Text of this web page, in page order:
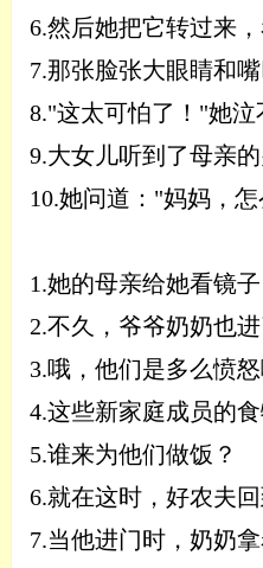
6.然后她把它转过来
7.那张脸张大眼睛和嘴
8."这太可怕了！"她
9.大女儿听到了母亲
10.她问道： "妈妈，怎
1.她的母亲给她看镜
2.不久，爷爷奶奶也
3.哦，他们是多么愤
4.这些新家庭成员的
5.谁来为他们做饭？
6.就在这时，好农夫回
7.当他进门时，奶奶拿